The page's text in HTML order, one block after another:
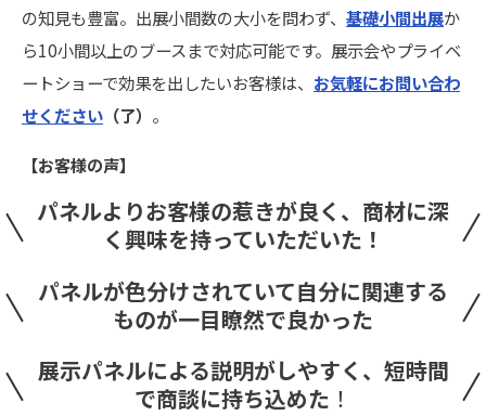
の知見も豊富。出展小間数の大小を問わず、 基礎小間出展か
ら10小間以上のブースまで対応可能です。展示会やプライベ
ートショーで効果を出したいお客様は、 お気軽にお問い合わ
せください （了） 。
【お客様の声】
パネルよりお客様の惹きが良く、商材に深
く興味を持っていただいた！
パネルが色分けされていて自分に関連する
ものが一目瞭然で良かった
展示パネルによる説明がしやすく、短時間
で商談に持ち込めた ！